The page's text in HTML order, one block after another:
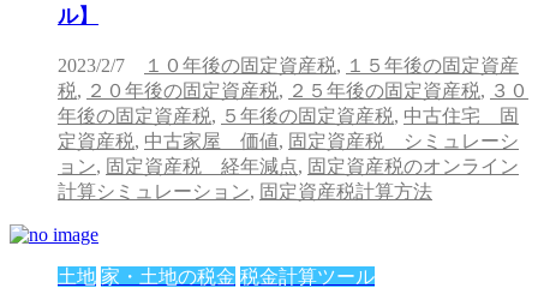
ル】
2023/2/7 １０年後の固定資産税, １５年後の固定資産
税, ２０年後の固定資産税, ２５年後の固定資産税, ３０
年後の固定資産税, ５年後の固定資産税, 中古住宅 固
定資産税, 中古家屋 価値, 固定資産税 シミュレーシ
ョン, 固定資産税 経年減点, 固定資産税のオンライン
計算シミュレーション, 固定資産税計算方法
土地 家・土地の税金 税金計算ツール